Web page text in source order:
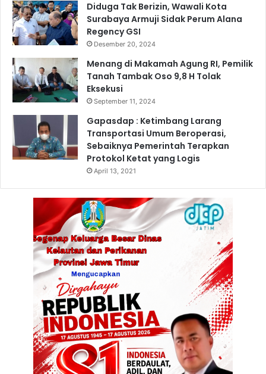
Diduga Tak Berizin, Wawali Kota
Surabaya Armuji Sidak Perum Alana
Regency GSI
Desember 20, 2024
Menang di Makamah Agung RI, Pemilik
Tanah Tambak Oso 9,8 H Tolak
Eksekusi
September 11, 2024
Gapasdap : Ketimbang Larang
Transportasi Umum Beroperasi,
Sebaiknya Pemerintah Terapkan
Protokol Ketat yang Logis
April 13, 2021